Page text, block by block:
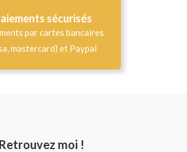
sécurisés
par cartes bancaires
mastercard) et Paypal
Retrouvez moi !